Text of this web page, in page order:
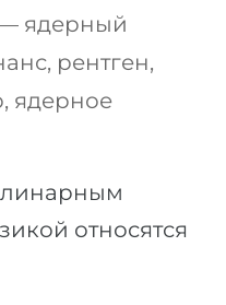
ядерный
рентген,
ядерное
относятся